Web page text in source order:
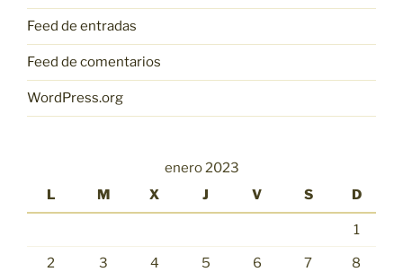
Feed de entradas
Feed de comentarios
WordPress.org
enero 2023
L
M X J V S D
1
2 3 4 5 6 7 8